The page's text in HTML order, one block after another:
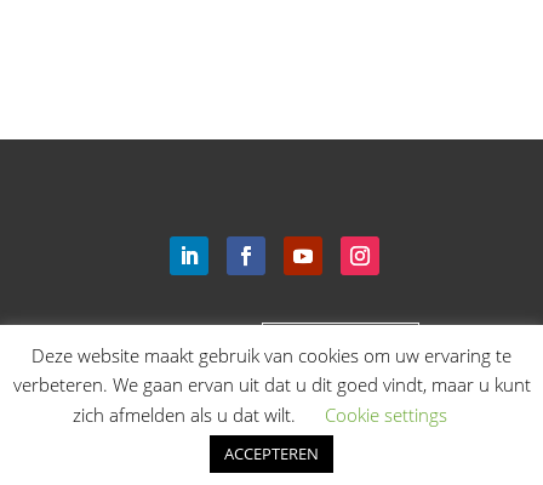
English Login
Deze website maakt gebruik van cookies om uw ervaring te
verbeteren. We gaan ervan uit dat u dit goed vindt, maar u kunt
zich afmelden als u dat wilt.
Cookie settings
ACCEPTEREN